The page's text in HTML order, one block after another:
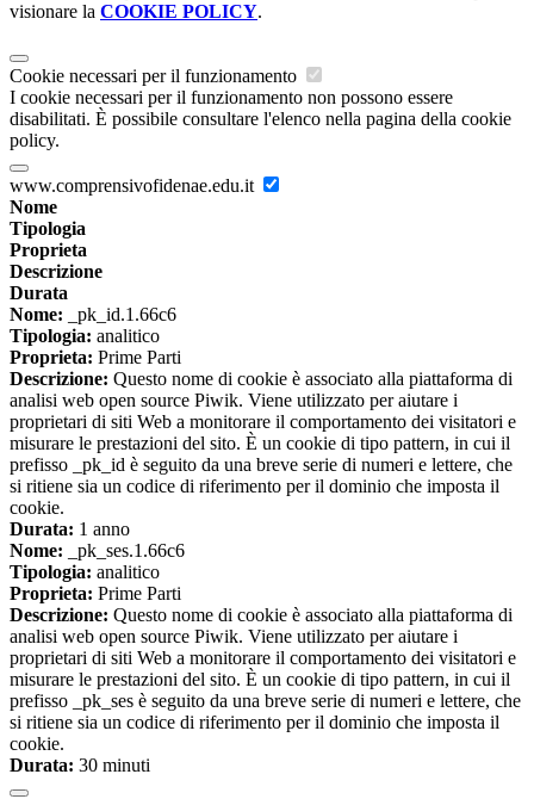
visionare la COOKIE POLICY.
Cookie necessari per il funzionamento
I cookie necessari per il funzionamento non possono essere
disabilitati. È possibile consultare l'elenco nella pagina della cookie
policy.
www.comprensivofidenae.edu.it
Nome
Tipologia
Proprieta
Descrizione
Durata
Nome: _pk_id.1.66c6
Tipologia: analitico
Proprieta: Prime Parti
Descrizione: Questo nome di cookie è associato alla piattaforma di
analisi web open source Piwik. Viene utilizzato per aiutare i
proprietari di siti Web a monitorare il comportamento dei visitatori e
misurare le prestazioni del sito. È un cookie di tipo pattern, in cui il
prefisso _pk_id è seguito da una breve serie di numeri e lettere, che
si ritiene sia un codice di riferimento per il dominio che imposta il
cookie.
Durata: 1 anno
Nome: _pk_ses.1.66c6
Tipologia: analitico
Proprieta: Prime Parti
Descrizione: Questo nome di cookie è associato alla piattaforma di
analisi web open source Piwik. Viene utilizzato per aiutare i
proprietari di siti Web a monitorare il comportamento dei visitatori e
misurare le prestazioni del sito. È un cookie di tipo pattern, in cui il
prefisso _pk_ses è seguito da una breve serie di numeri e lettere, che
si ritiene sia un codice di riferimento per il dominio che imposta il
cookie.
Durata: 30 minuti